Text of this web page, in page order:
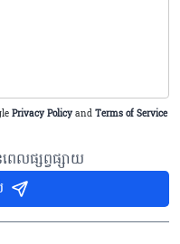
Privacy Policy and Terms of Service
លផ្សព្វផ្សាយ